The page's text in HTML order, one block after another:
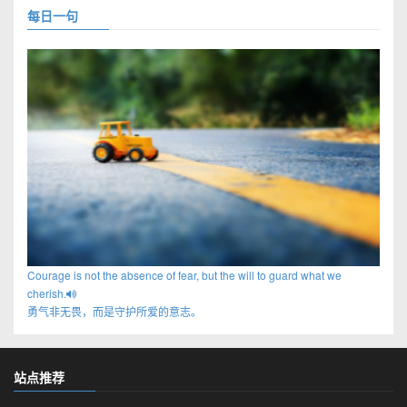
每日一句
Courage is not the absence of fear, but the will to guard what we
cherish.
勇气非无畏，而是守护所爱的意志。
站点推荐